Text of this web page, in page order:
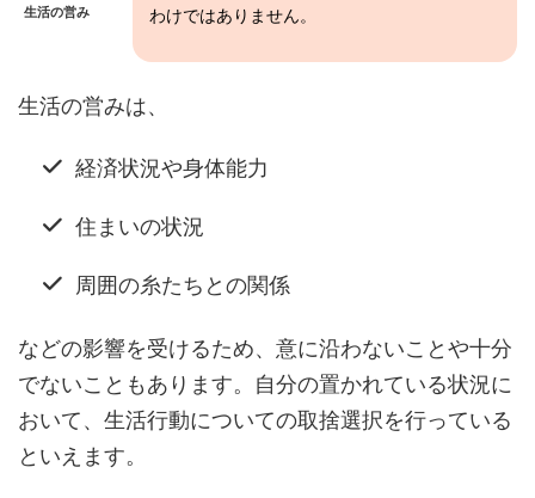
生活の営み
わけではありません。
生活の営みは、
経済状況や身体能力
住まいの状況
周囲の糸たちとの関係
などの影響を受けるため、意に沿わないことや十分
でないこともあります。自分の置かれている状況に
おいて、生活行動についての取捨選択を行っている
といえます。